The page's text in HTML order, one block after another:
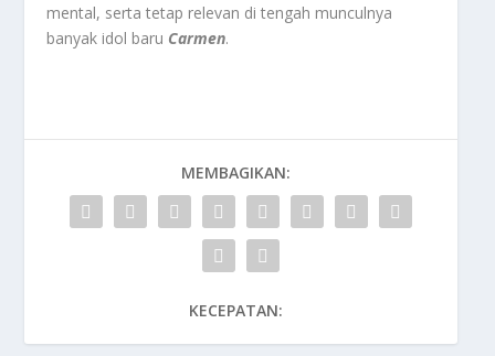
mental, serta tetap relevan di tengah munculnya
banyak idol baru Carmen.
MEMBAGIKAN:
KECEPATAN: